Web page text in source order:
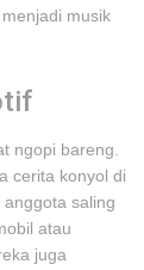
musik
ngopi bareng.
cerita konyol di
saling
atau
juga